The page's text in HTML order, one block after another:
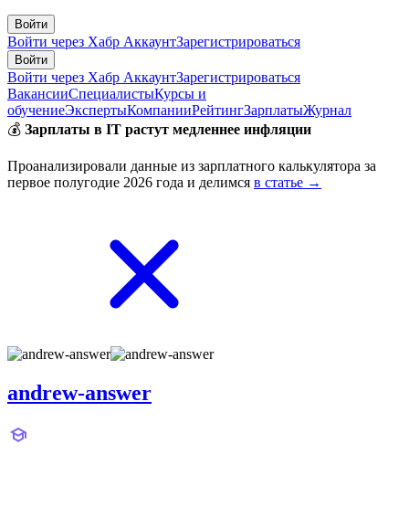
Войти
Войти через Хабр АккаунтЗарегистрироваться
Войти
Войти через Хабр АккаунтЗарегистрироваться
ВакансииСпециалистыКурсы и
обучениеЭкспертыКомпанииРейтингЗарплатыЖурнал
💰 Зарплаты в IT растут медленнее инфляции
Проанализировали данные из зарплатного калькулятора за
первое полугодие 2026 года и делимся в статье →
andrew-answer